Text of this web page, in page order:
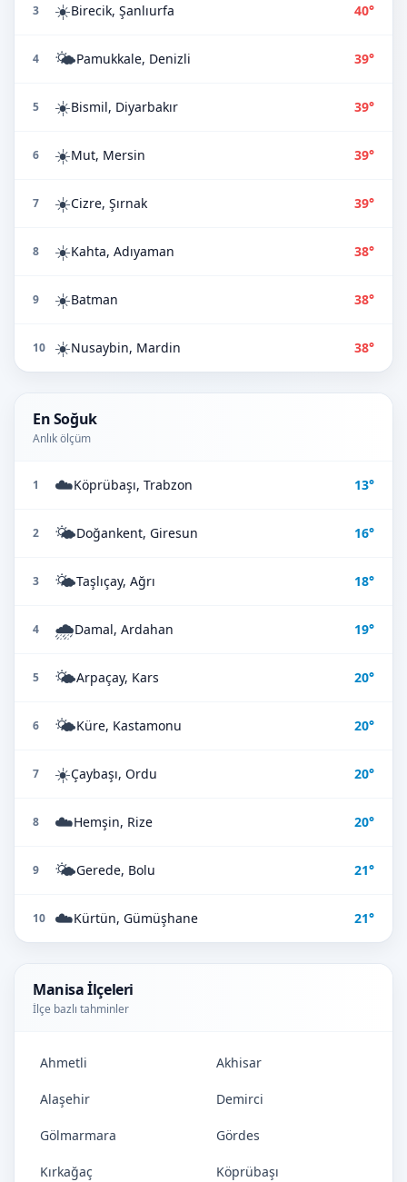
3 ☀️Birecik, Şanlıurfa 40°
4 🌤️Pamukkale, Denizli 39°
5 ☀️Bismil, Diyarbakır 39°
6 ☀️Mut, Mersin 39°
7 ☀️Cizre, Şırnak 39°
8 ☀️Kahta, Adıyaman 38°
9 ☀️Batman 38°
10 ☀️Nusaybin, Mardin 38°
En Soğuk
Anlık ölçüm
1 ☁️Köprübaşı, Trabzon 13°
2 🌤️Doğankent, Giresun 16°
3 🌤️Taşlıçay, Ağrı 18°
4 🌧️Damal, Ardahan 19°
5 🌤️Arpaçay, Kars 20°
6 🌤️Küre, Kastamonu 20°
7 ☀️Çaybaşı, Ordu 20°
8 ☁️Hemşin, Rize 20°
9 🌤️Gerede, Bolu 21°
10 ☁️Kürtün, Gümüşhane 21°
Manisa İlçeleri
İlçe bazlı tahminler
Ahmetli Akhisar
Alaşehir Demirci
Gölmarmara Gördes
Kırkağaç Köprübaşı